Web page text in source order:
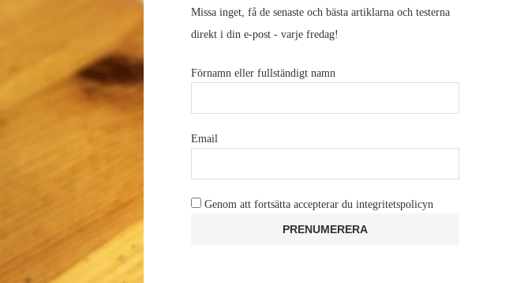
Missa inget, få de senaste och bästa artiklarna och testerna
direkt i din e-post - varje fredag!
Förnamn eller fullständigt namn
Email
Genom att fortsätta accepterar du integritetspolicyn